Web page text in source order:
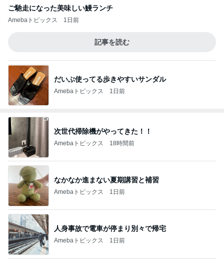
ご馳走になった美味しい鰻ランチ
Amebaトピックス 1日前
記事を読む
だいぶ使ってる歩きやすいサンダル
Amebaトピックス 1日前
次世代掃除機がやってきた！！
Amebaトピックス 18時間前
なかなか進まない夏期講習と補習
Amebaトピックス 1日前
人身事故で電車が停まり別々で帰宅
Amebaトピックス 1日前